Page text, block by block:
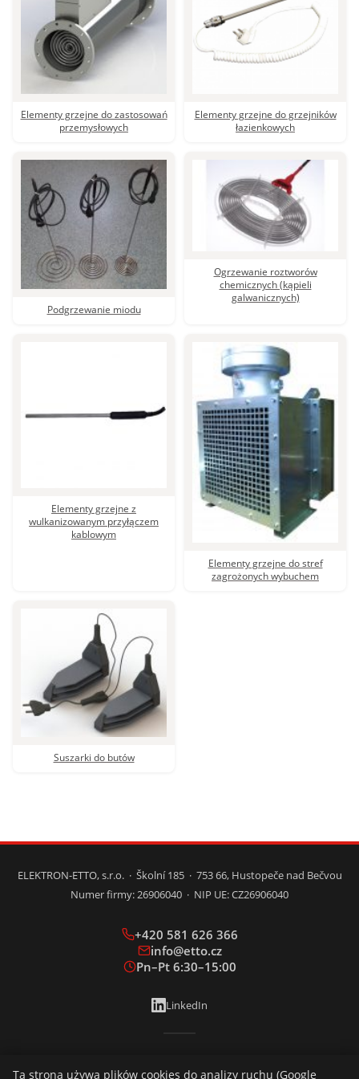
Elementy grzejne z otwartym drutem (ceramiczne,
mikowe)
Ogrzewanie gazów
Ogrzewanie podczerwienią (panele na podczerwień)
Elementy grzejne do zastosowań przemysłowych
Elementy grzejne do grzejników łazienkowych
Elementy grzejne i komponenty dla kolejnictwa
Ogrzewanie roztworów chemicznych (kąpieli
Elementy grzejne z wulkanizowanym przyłączem
Elementy grzejne do stref zagrożonych wybuchem
Elementy grzejne do zastosowań
przemysłowych
Elementy grzejne do grzejników
łazienkowych
Podgrzewanie miodu
Ogrzewanie roztworów
chemicznych (kąpieli
galwanicznych)
Elementy grzejne z
wulkanizowanym przyłączem
kablowym
Elementy grzejne do stref
zagrożonych wybuchem
Suszarki do butów
ELEKTRON-ETTO, s.r.o. · Školní 185 · 753 66, Hustopeče nad Bečvou
Numer firmy: 26906040 · NIP UE: CZ26906040
+420 581 626 366
info@etto.cz
Pn–Pt 6:30–15:00
LinkedIn
EN DE HU PL
Ta strona używa plików cookies do analizy ruchu (Google